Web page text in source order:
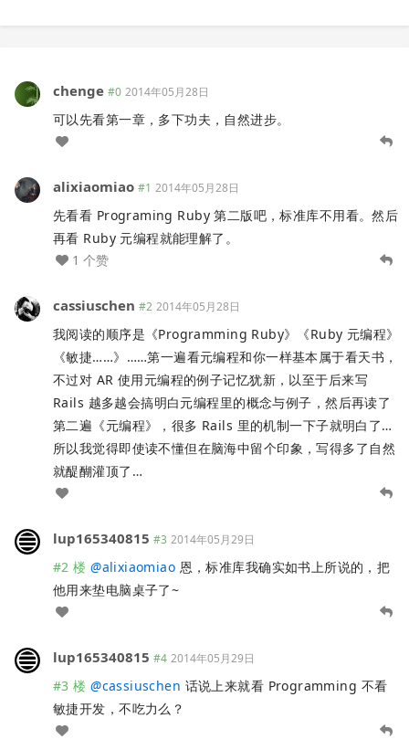
chenge #0 2014年05月28日
可以先看第一章，多下功夫，自然进步。
alixiaomiao #1 2014年05月28日
先看看 Programing Ruby 第二版吧，标准库不用看。然后
再看 Ruby 元编程就能理解了。
1 个赞
cassiuschen #2 2014年05月28日
我阅读的顺序是《Programming Ruby》《Ruby 元编程》
《敏捷……》……第一遍看元编程和你一样基本属于看天书，
不过对 AR 使用元编程的例子记忆犹新，以至于后来写
Rails 越多越会搞明白元编程里的概念与例子，然后再读了
第二遍《元编程》，很多 Rails 里的机制一下子就明白了…
所以我觉得即使读不懂但在脑海中留个印象，写得多了自然
就醍醐灌顶了…
lup165340815 #3 2014年05月29日
#2 楼 @alixiaomiao 恩，标准库我确实如书上所说的，把
他用来垫电脑桌子了~
lup165340815 #4 2014年05月29日
#3 楼 @cassiuschen 话说上来就看 Programming 不看
敏捷开发，不吃力么？